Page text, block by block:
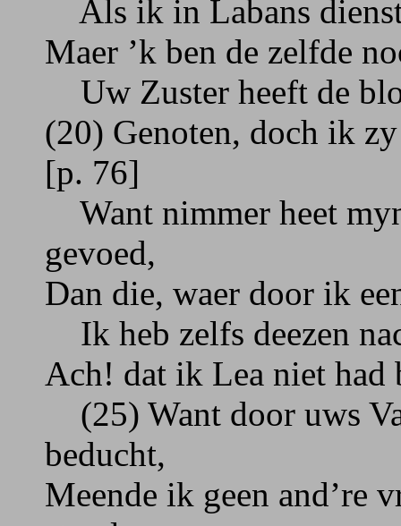
Als ik in Labans
Maer ’k ben de zelfde
Uw Zuster heeft de
(20) Genoten, doch ik
[p. 76]
Want nimmer heet
gevoed,
Dan die, waer door ik
Ik heb zelfs deezen
Ach! dat ik Lea niet had
(25) Want door uws
beducht,
Meende ik geen and’re